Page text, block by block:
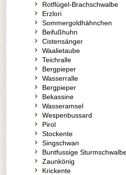
Rotflügel-Brachschwalbe
Erzlori
Sommergoldhähnchen
Beifußhuhn
Cistensänger
Waalietaube
Teichralle
Bergpieper
Wasserralle
Bergpieper
Bekassine
Wasseramsel
Wespenbussard
Pirol
Stockente
Singschwan
Buntfussige
Zaunkönig
Krickente